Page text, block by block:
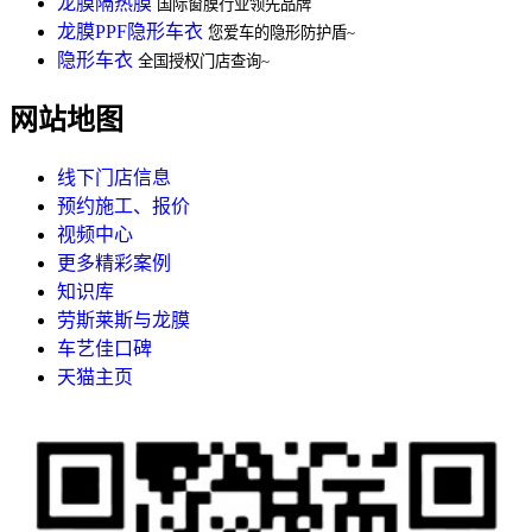
国际窗膜行业领先品牌
龙膜PPF隐形车衣 您爱车的隐形防护盾~
隐形车衣 全国授权门店查询~
网站地图
线下门店信息
预约施工、报价
视频中心
更多精彩案例
知识库
劳斯莱斯与龙膜
车艺佳口碑
天猫主页